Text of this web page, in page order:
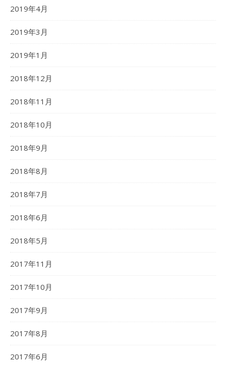
2019年4月
2019年3月
2019年1月
2018年12月
2018年11月
2018年10月
2018年9月
2018年8月
2018年7月
2018年6月
2018年5月
2017年11月
2017年10月
2017年9月
2017年8月
2017年6月